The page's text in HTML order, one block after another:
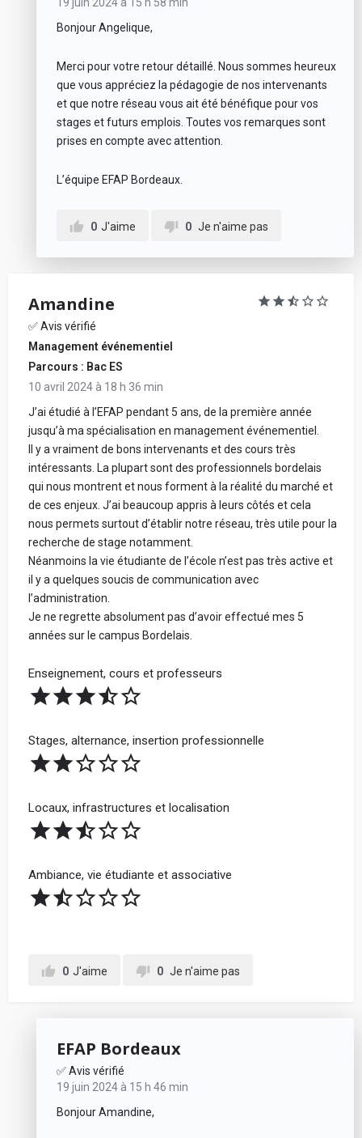
Bonjour Angelique,
Merci pour votre retour détaillé. Nous sommes heureux
que vous appréciez la pédagogie de nos intervenants
et que notre réseau vous ait été bénéfique pour vos
stages et futurs emplois. Toutes vos remarques sont
prises en compte avec attention.
L’équipe EFAP Bordeaux.
0 J'aime 0 Je n'aime pas
Amandine
✅ Avis vérifié
Management événementiel
Parcours : Bac ES
10 avril 2024 à 18 h 36 min
J’ai étudié à l’EFAP pendant 5 ans, de la première année
jusqu’à ma spécialisation en management événementiel.
Il y a vraiment de bons intervenants et des cours très
intéressants. La plupart sont des professionnels bordelais
qui nous montrent et nous forment à la réalité du marché et
de ces enjeux. J’ai beaucoup appris à leurs côtés et cela
nous permets surtout d’établir notre réseau, très utile pour la
recherche de stage notamment.
Néanmoins la vie étudiante de l’école n’est pas très active et
il y a quelques soucis de communication avec
l’administration.
Je ne regrette absolument pas d’avoir effectué mes 5
années sur le campus Bordelais.
Enseignement, cours et professeurs
Stages, alternance, insertion professionnelle
Locaux, infrastructures et localisation
Ambiance, vie étudiante et associative
0 J'aime 0 Je n'aime pas
EFAP Bordeaux
✅ Avis vérifié
19 juin 2024 à 15 h 46 min
Bonjour Amandine,